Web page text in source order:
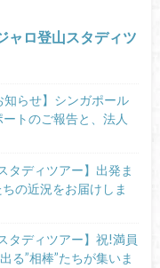
ャロ登山スタディツ
らせ】シンガポール
トのご報告と、法人
タディツアー】出発ま
の近況をお届けしま
タディツアー】祝!満員
る”相棒”たちが集いま